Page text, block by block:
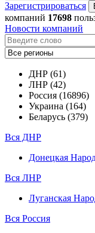
Зарегистрироваться
компаний 17698
Новости компаний
ДНР (61)
ЛНР (42)
Россия (16896)
Украина (164)
Беларусь (379)
Вся ДНР
Донецкая
Вся ЛНР
Луганская
Вся Россия